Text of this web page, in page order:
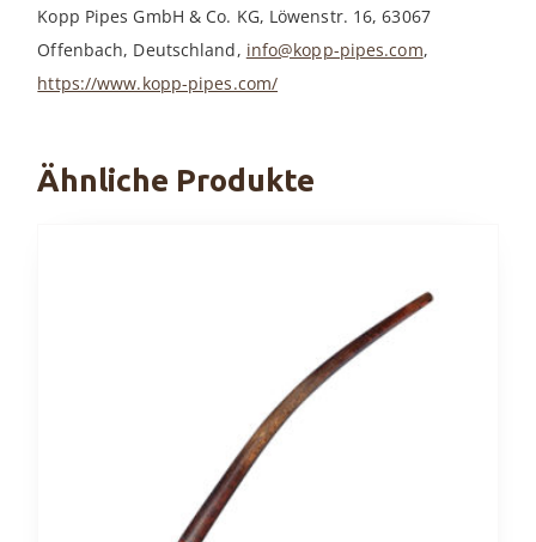
Kopp Pipes GmbH & Co. KG, Löwenstr. 16, 63067
Offenbach, Deutschland, info@kopp-pipes.com,
https://www.kopp-pipes.com/
Ähnliche Produkte